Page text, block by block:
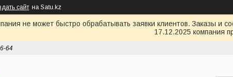
сайт на Satu.kz
не может быстро обрабатывать заявки клиентов. Заказы
17.12.2025 компания
64